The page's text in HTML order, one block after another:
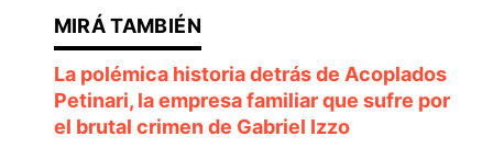
La polémica historia detrás de Acoplados
Petinari, la empresa familiar que sufre por
el brutal crimen de Gabriel Izzo